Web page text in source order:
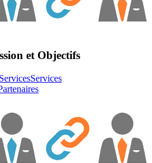
et Objectifs
Services